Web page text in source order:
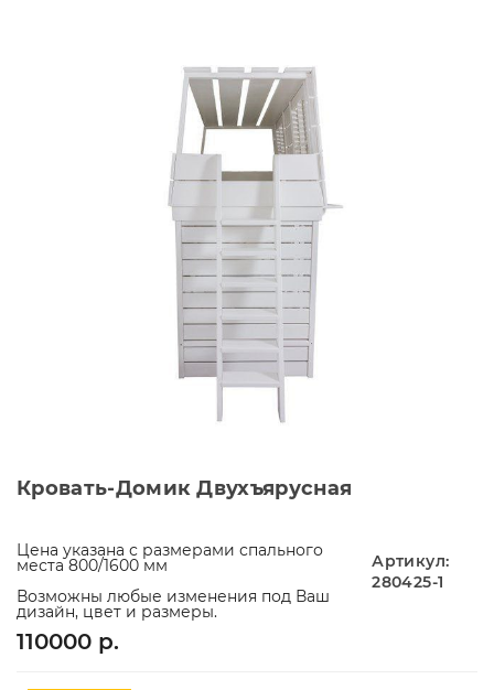
Кровать-Домик Двухъярусная
Цена указана с размерами спального
места 800/1600 мм
Возможны любые изменения под Ваш
дизайн, цвет и размеры.
110000 р.
Артикул:
280425-1